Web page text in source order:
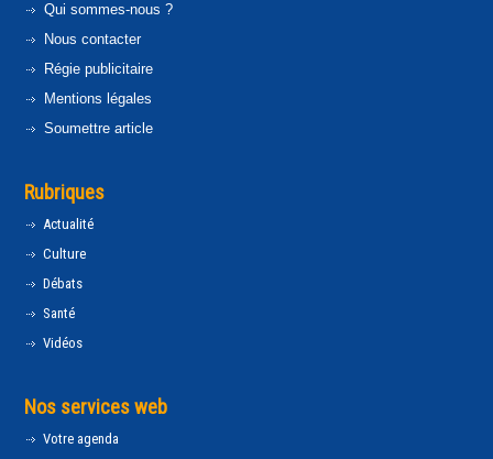
Qui sommes-nous ?
Nous contacter
Régie publicitaire
Mentions légales
Soumettre article
Rubriques
Actualité
Culture
Débats
Santé
Vidéos
Nos services web
Votre agenda